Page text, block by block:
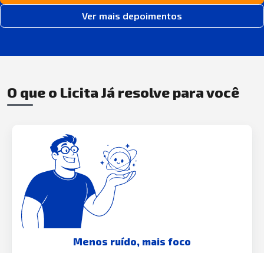
Ver mais depoimentos
O que o Licita Já resolve para você
Menos ruído, mais foco